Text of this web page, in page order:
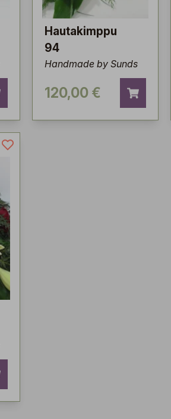
Hautakimppu
94
Handmade by Sunds
120,00 €